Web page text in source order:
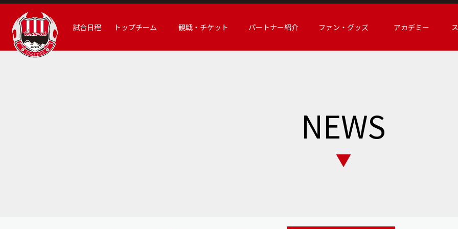
試合日程 トップチーム 観戦・チケット パートナー紹介 ファン・グッズ アカデミー
NEWS